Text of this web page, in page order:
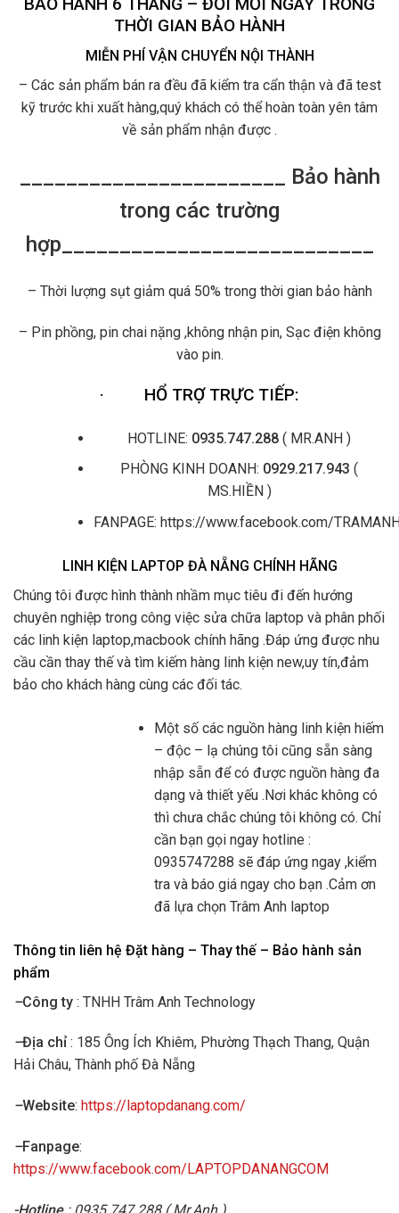
THỜI GIAN BẢO HÀNH
MIỄN PHÍ VẬN CHUYỂN NỘI THÀNH
– Các sản phẩm bán ra đều đã kiểm tra cẩn thận và đã test
kỹ trước khi xuất hàng,quý khách có thể hoàn toàn yên tâm
về sản phẩm nhận được .
_______________________ Bảo hành
trong các trường
hợp___________________________
– Thời lượng sụt giảm quá 50% trong thời gian bảo hành
– Pin phồng, pin chai nặng ,không nhận pin, Sạc điện không
vào pin.
· HỔ TRỢ TRỰC TIẾP:
HOTLINE: 0935.747.288 ( MR.ANH )
PHÒNG KINH DOANH: 0929.217.943 (
MS.HIỀN )
FANPAGE: https://www.facebook.com/
LINH KIỆN LAPTOP ĐÀ NẴNG CHÍNH HÃNG
Chúng tôi được hình thành nhầm mục tiêu đi đến hướng
chuyên nghiệp trong công việc sửa chữa laptop và phân phối
các linh kiện laptop,macbook chính hãng .Đáp ứng được nhu
cầu cần thay thế và tìm kiếm hàng linh kiện new,uy tín,đảm
bảo cho khách hàng cùng các đối tác.
Một số các nguồn hàng linh kiện hiếm
– độc – lạ chúng tôi cũng sẵn sàng
nhập sẵn để có được nguồn hàng đa
dạng và thiết yếu .Nơi khác không có
thì chưa chắc chúng tôi không có. Chỉ
cần bạn gọi ngay hotline :
0935747288 sẽ đáp ứng ngay ,kiểm
tra và báo giá ngay cho bạn .Cảm ơn
đã lựa chọn Trâm Anh laptop
Thông tin liên hệ Đặt hàng – Thay thế – Bảo hành sản
phẩm
–Công ty : TNHH Trâm Anh Technology
–Địa chỉ : 185 Ông Ích Khiêm, Phường Thạch Thang, Quận
Hải Châu, Thành phố Đà Nẵng
–Website: https://laptopdanang.com/
–Fanpage:
https://www.facebook.com/LAPTOPDANANGCOM